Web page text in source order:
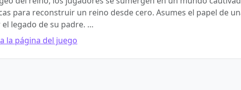
para reconstruir un reino desde cero. Asumes el papel de
legado de su padre. …
la página del juego